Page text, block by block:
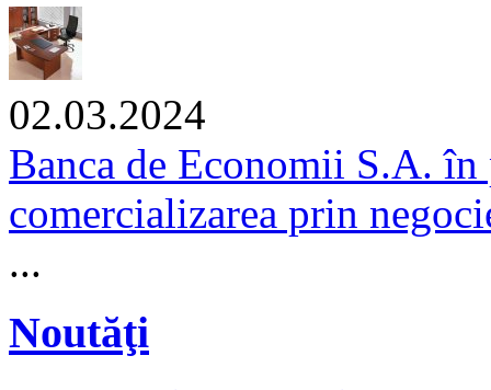
02.03.2024
Banca de Economii S.A.
comercializarea prin
...
Noutăţi